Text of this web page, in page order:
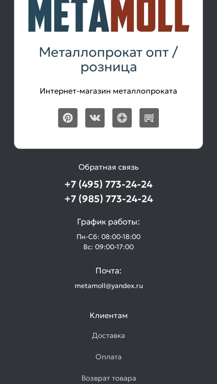
Металлопрокат опт /
розница
Интернет-магазин металлопроката
Обратная связь
+7 (495) 773-24-24
+7 (985) 773-24-24
График работы:
Пн-Сб: 08:00-18:00
Вс: 09:00-17:00
Почта:
metamoll@yandex.ru
Клиентам
Доставка
Оплата
Возврат товара